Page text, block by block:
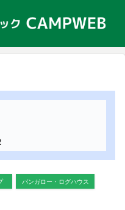
バンガロー・ログハウス